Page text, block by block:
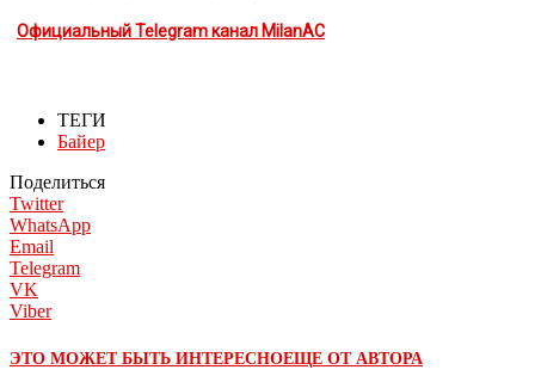
Официальный Telegram канал MilanAC
ТЕГИ
Байер
Поделиться
Twitter
WhatsApp
Email
Telegram
VK
Viber
ЭТО МОЖЕТ БЫТЬ ИНТЕРЕСНОЕЩЕ ОТ АВТОРА